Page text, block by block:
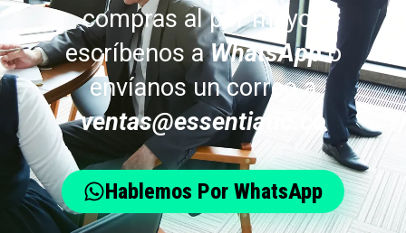
compras al por mayor,
escríbenos aWhatsAppo
envíanos un correo a
ventas@essentiatic.co
Hablemos Por WhatsApp